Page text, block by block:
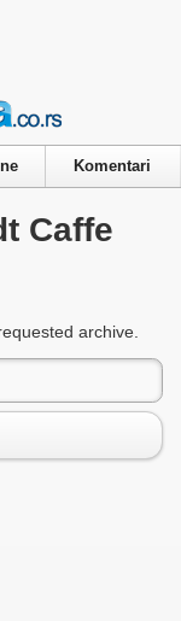
Komentari
Caffe
archive.